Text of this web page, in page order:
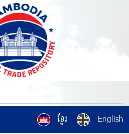
ខ្មែរ English